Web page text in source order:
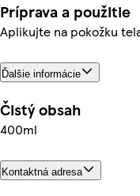
Príprava a použitie
Aplikujte na pokožku
Ďalšie informácie
Čistý obsah
400ml
Kontaktná adresa